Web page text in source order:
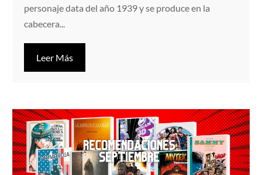
personaje data del año 1939 y se produce en la
cabecera...
Leer Más